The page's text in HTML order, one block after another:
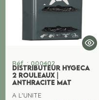
Réf. : 000402
DISTRIBUTEUR HYGECA
2 ROULEAUX |
ANTHRACITE MAT
A L'UNITE